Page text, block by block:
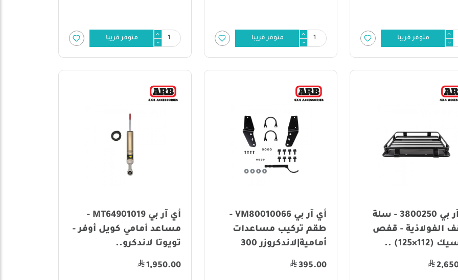
متوفر قريبا متوفر قريبا متوفر قريبا
أي آر بي 3800250 - سلة
الفولاذية - قفص
(112×125) ..
أي آر بي VM80010066 -
طقم تركيب مساعدات
أمامية|لاندكروزر 300
395.00
أي آر بي MT64901019 -
مساعد أمامي كويل أوفر -
تويوتا لاندكرو..
1,950.00